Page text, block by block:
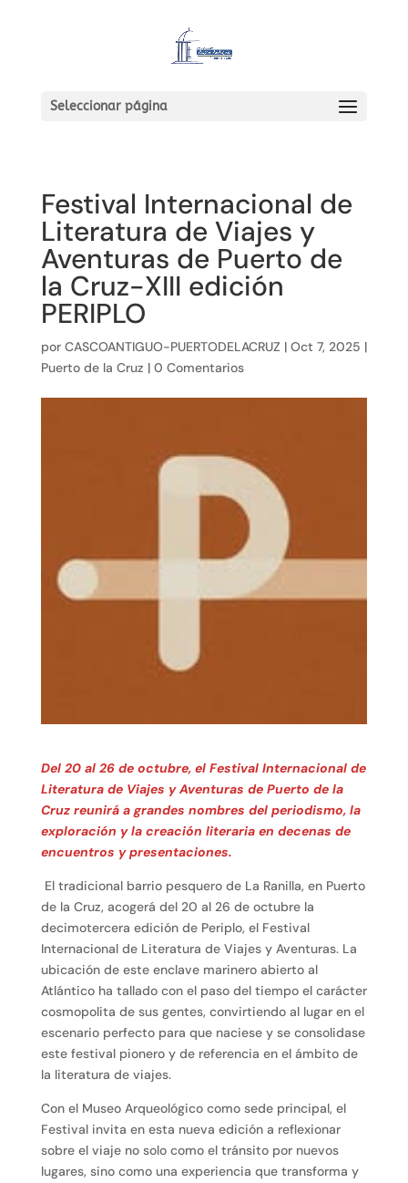
Seleccionar página
Festival Internacional de
Literatura de Viajes y
Aventuras de Puerto de
la Cruz-XIII edición
PERIPLO
por CASCOANTIGUO-PUERTODELACRUZ | Oct 7, 2025 |
Puerto de la Cruz | 0 Comentarios
Del 20 al 26 de octubre, el Festival Internacional de
Literatura de Viajes y Aventuras de Puerto de la
Cruz reunirá a grandes nombres del periodismo, la
exploración y la creación literaria en decenas de
encuentros y presentaciones.
El tradicional barrio pesquero de La Ranilla, en Puerto
de la Cruz, acogerá del 20 al 26 de octubre la
decimotercera edición de Periplo, el Festival
Internacional de Literatura de Viajes y Aventuras. La
ubicación de este enclave marinero abierto al
Atlántico ha tallado con el paso del tiempo el carácter
cosmopolita de sus gentes, convirtiendo al lugar en el
escenario perfecto para que naciese y se consolidase
este festival pionero y de referencia en el ámbito de
la literatura de viajes.
Con el Museo Arqueológico como sede principal, el
Festival invita en esta nueva edición a reflexionar
sobre el viaje no solo como el tránsito por nuevos
lugares, sino como una experiencia que transforma y